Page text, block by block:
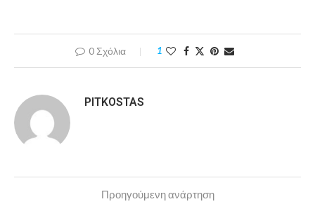
0 Σχόλια 1
PITKOSTAS
Προηγούμενη ανάρτηση